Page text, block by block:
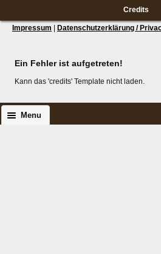
Credits
Impressum Datenschutzerklärung /
Ein Fehler ist aufgetreten!
Kann das 'credits' Template nicht laden.
Menu